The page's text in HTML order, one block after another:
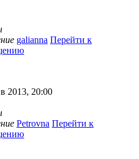
galianna Перейти к
2013, 20:00
Petrovna Перейти к